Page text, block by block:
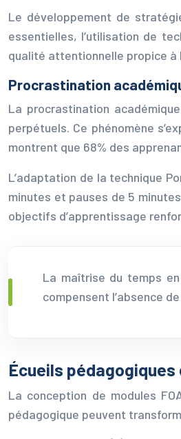
Le développement de
essentielles, l’utilisation de
qualité attentionnelle propice à
Procrastination
La procrastination
perpétuels. Ce phénomène
montrent que 68% des
L’adaptation de la technique
minutes et pauses de 5
objectifs d’apprentissage
La maîtrise du temps
compensent l’absence
Écueils
La conception de modules
pédagogique peuvent